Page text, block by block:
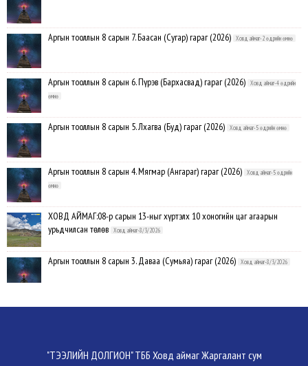
Аргын тооллын 8 сарын 7. Баасан (Сугар) гараг (2026) Ховд аймаг-2 өдрийн өмнө
Аргын тооллын 8 сарын 6. Пүрэв (Бархасвад) гараг (2026)
Ховд аймаг-4 өдрийн
өмнө
Аргын тооллын 8 сарын 5. Лхагва (Буд) гараг (2026) Ховд аймаг-5 өдрийн өмнө
Аргын тооллын 8 сарын 4. Мягмар (Ангараг) гараг (2026)
Ховд аймаг-5 өдрийн
өмнө
ХОВД АЙМАГ:08-р сарын 13-ныг хүртэлх 10 хоногийн цаг агаарын
урьдчилсан төлөв
Ховд аймаг-8/3/2026
Аргын тооллын 8 сарын 3. Даваа (Сумьяа) гараг (2026) Ховд аймаг-8/3/2026
Хүндэтгэлийн барилдаанд 64 бөх оролцлоо Ховд аймаг-8/3/2026
Улсын цол, чимэг хүртсэн бөхчүүд, харваачдад хүндэтгэл үзүүлэв
"ТЭЭЛИЙН ДОЛГИОН" ТББ Ховд аймаг Жаргалант сум